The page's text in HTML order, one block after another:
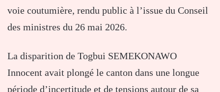
voie coutumière, rendu public à l’issue du Conseil
des ministres du 26 mai 2026.
La disparition de Togbui SEMEKONAWO
Innocent avait plongé le canton dans une longue
période d’incertitude et de tensions autour de sa